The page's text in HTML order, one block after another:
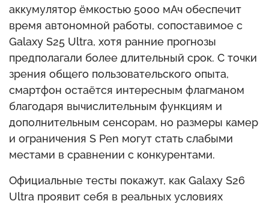
аккумулятор ёмкостью 5000 мАч обеспечит
время автономной работы, сопоставимое с
Galaxy S25 Ultra, хотя ранние прогнозы
предполагали более длительный срок. С точки
зрения общего пользовательского опыта,
смартфон остаётся интересным флагманом
благодаря вычислительным функциям и
дополнительным сенсорам, но размеры камер
и ограничения S Pen могут стать слабыми
местами в сравнении с конкурентами.
Официальные тесты покажут, как Galaxy S26
Ultra проявит себя в реальных условиях